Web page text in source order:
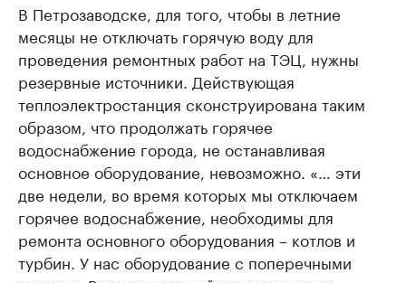
В Петрозаводске, для того, чтобы в летние
месяцы не отключать горячую воду для
проведения ремонтных работ на ТЭЦ, нужны
резервные источники. Действующая
теплоэлектростанция сконструирована таким
образом, что продолжать горячее
водоснабжение города, не останавливая
основное оборудование, невозможно. «… эти
две недели, во время которых мы отключаем
горячее водоснабжение, необходимы для
ремонта основного оборудования – котлов и
турбин. У нас оборудование с поперечными